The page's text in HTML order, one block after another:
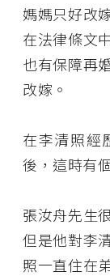
媽媽只好改
在法律條文
也有保障再
改嫁。
在李清照經
後，這時有
張汝舟先生
但是他對李
照一直住在